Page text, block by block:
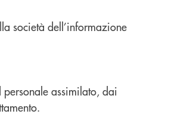
società dell’informazione
assimilato, dai